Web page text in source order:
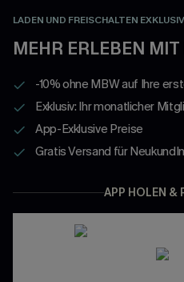
LADEN UND FREISCHALTEN
MEHR ERLEBEN
-10% ohne MBW auf Ihre
Exklusiv: Ihr monatlicher
App-Exklusive Preise
Gratis Versand für
APP HOLEN &